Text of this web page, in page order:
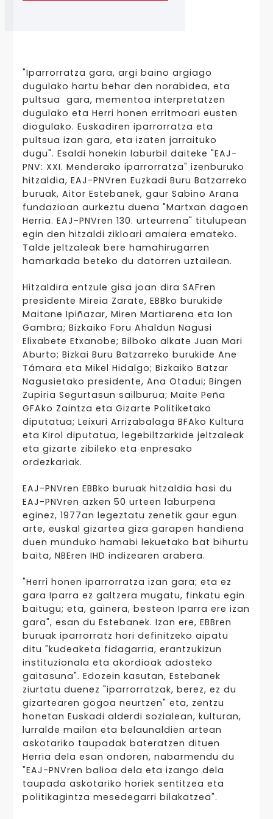
"Iparrorratza gara, argi baino argiago
dugulako hartu behar den norabidea, eta
pultsua gara, mementoa interpretatzen
dugulako eta Herri honen erritmoari eusten
diogulako. Euskadiren iparrorratza eta
pultsua izan gara, eta izaten jarraituko
dugu". Esaldi honekin laburbil daiteke "EAJ-
PNV: XXI. Menderako iparrorratza" izenburuko
hitzaldia, EAJ-PNVren Euzkadi Buru Batzarreko
buruak, Aitor Estebanek, gaur Sabino Arana
fundazioan aurkeztu duena "Martxan dagoen
Herria. EAJ-PNVren 130. urteurrena" titulupean
egin den hitzaldi zikloari amaiera emateko.
Talde jeltzaleak bere hamahirugarren
hamarkada beteko du datorren uztailean.
Hitzaldira entzule gisa joan dira SAFren
presidente Mireia Zarate, EBBko burukide
Maitane Ipiñazar, Miren Martiarena eta Ion
Gambra; Bizkaiko Foru Ahaldun Nagusi
Elixabete Etxanobe; Bilboko alkate Juan Mari
Aburto; Bizkai Buru Batzarreko burukide Ane
Támara eta Mikel Hidalgo; Bizkaiko Batzar
Nagusietako presidente, Ana Otadui; Bingen
Zupiria Segurtasun sailburua; Maite Peña
GFAko Zaintza eta Gizarte Politiketako
diputatua; Leixuri Arrizabalaga BFAko Kultura
eta Kirol diputatua, legebiltzarkide jeltzaleak
eta gizarte zibileko eta enpresako
ordezkariak.
EAJ-PNVren EBBko buruak hitzaldia hasi du
EAJ-PNVren azken 50 urteen laburpena
eginez, 1977an legeztatu zenetik gaur egun
arte, euskal gizartea giza garapen handiena
duen munduko hamabi lekuetako bat bihurtu
baita, NBEren IHD indizearen arabera.
"Herri honen iparrorratza izan gara; eta ez
gara Iparra ez galtzera mugatu, finkatu egin
baitugu; eta, gainera, besteon Iparra ere izan
gara", esan du Estebanek. Izan ere, EBBren
buruak iparrorratz hori definitzeko aipatu
ditu "kudeaketa fidagarria, erantzukizun
instituzionala eta akordioak adosteko
gaitasuna". Edozein kasutan, Estebanek
ziurtatu duenez "iparrorratzak, berez, ez du
gizartearen gogoa neurtzen" eta, zentzu
honetan Euskadi alderdi sozialean, kulturan,
lurralde mailan eta belaunaldien artean
askotariko taupadak bateratzen dituen
Herria dela esan ondoren, nabarmendu du
"EAJ-PNVren balioa dela eta izango dela
taupada askotariko horiek sentitzea eta
politikagintza mesedegarri bilakatzea".